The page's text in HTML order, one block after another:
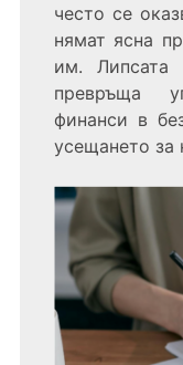
често се
нямат ясна
им. Липсата
превръща
финанси в
усещането за